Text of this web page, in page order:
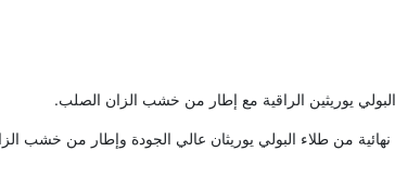
يوريثين الراقية مع إطار من خشب الزان الصلب.
من طلاء البولي يوريثان عالي الجودة وإطار من خشب